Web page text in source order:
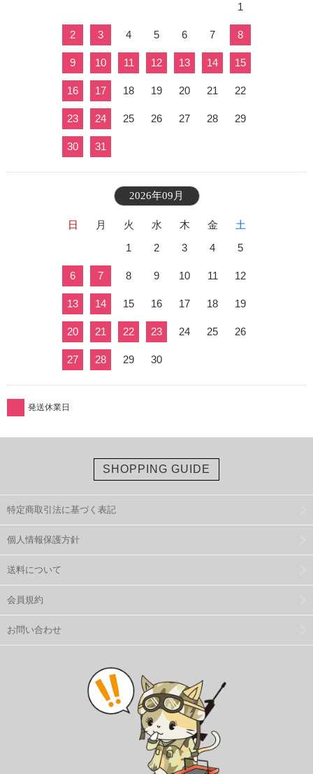
1
2 3 4 5 6 7 8
9 10 11 12 13 14 15
16 17 18 19 20 21 22
23 24 25 26 27 28 29
30 31
2026年09月
日 月 火 水 木 金
土
1
2 3 4 5
6 7 8 9 10 11 12
13 14 15 16 17 18 19
20 21 22 23 24 25 26
27 28 29 30
発送休業日
SHOPPING GUIDE
特定商取引法に基づく表記
個人情報保護方針
送料について
会員規約
お問い合わせ